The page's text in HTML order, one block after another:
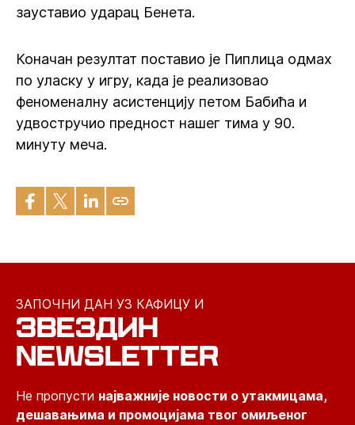
зауставио ударац Бенета.
Коначан резултат поставио је Пиплица одмах
по уласку у игру, када је реализовао
феноменалну асистенцију петом Бабића и
удвостручио предност нашег тима у 90.
минуту меча.
ЗАПОЧНИ ДАН УЗ КАФИЦУ И
ЗВЕЗДИН
NEWSLETTER
Не пропусти најважније новости о утакмицама,
дешавањима и промоцијама твог омиљеног